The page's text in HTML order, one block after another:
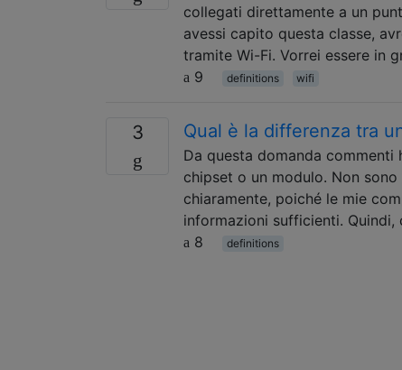
collegati direttamente a un
avessi capito questa classe,
tramite Wi-Fi. Vorrei essere in
9
definitions wifi
3 Qual è la differenza tra
Da questa domanda
chipset o un modulo. Non
chiaramente, poiché le mie
informazioni sufficienti.
8
definitions